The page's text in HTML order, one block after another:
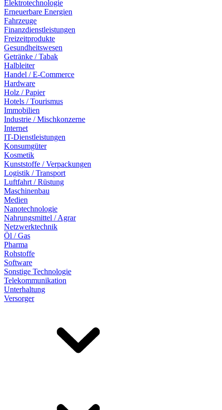
Elektrotechnologie
Erneuerbare Energien
Fahrzeuge
Finanzdienstleistungen
Freizeitprodukte
Gesundheitswesen
Getränke / Tabak
Halbleiter
Handel / E-Commerce
Hardware
Holz / Papier
Hotels / Tourismus
Immobilien
Industrie / Mischkonzerne
Internet
IT-Dienstleistungen
Konsumgüter
Kosmetik
Kunststoffe / Verpackungen
Logistik / Transport
Luftfahrt / Rüstung
Maschinenbau
Medien
Nanotechnologie
Nahrungsmittel / Agrar
Netzwerktechnik
Öl / Gas
Pharma
Rohstoffe
Software
Sonstige Technologie
Telekommunikation
Unterhaltung
Versorger